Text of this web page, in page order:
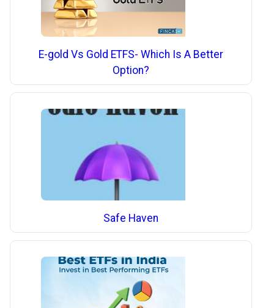
E-gold Vs Gold ETFS- Which Is A Better
Option?
Safe Haven